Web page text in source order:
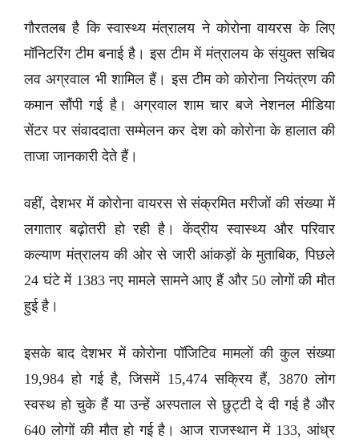
गौरतलब है कि स्वास्थ्य मंत्रालय ने कोरोना वायरस के लिए
मॉनिटरिंग टीम बनाई है। इस टीम में मंत्रालय के संयुक्त सचिव
लव अग्रवाल भी शामिल हैं। इस टीम को कोरोना नियंत्रण की
कमान सौंपी गई है। अग्रवाल शाम चार बजे नेशनल मीडिया
सेंटर पर संवाददाता सम्मेलन कर देश को कोरोना के हालात की
ताजा जानकारी देते हैं।
वहीं, देशभर में कोरोना वायरस से संक्रमित मरीजों की संख्या में
लगातार बढ़ोतरी हो रही है। केंद्रीय स्वास्थ्य और परिवार
कल्याण मंत्रालय की ओर से जारी आंकड़ों के मुताबिक, पिछले
24 घंटे में 1383 नए मामले सामने आए हैं और 50 लोगों की मौत
हुई है।
इसके बाद देशभर में कोरोना पॉजिटिव मामलों की कुल संख्या
19,984 हो गई है, जिसमें 15,474 सक्रिय हैं, 3870 लोग
स्वस्थ हो चुके हैं या उन्हें अस्पताल से छुट्टी दे दी गई है और
640 लोगों की मौत हो गई है। आज राजस्थान में 133, आंध्र